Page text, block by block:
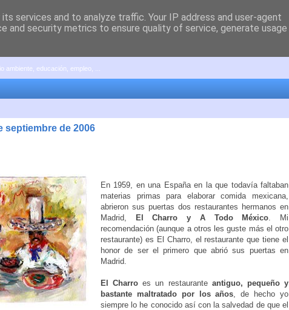
educación, empleo, ...
septiembre de 2006
En 1959, en una España en la que todavía faltaban
materias primas para elaborar comida mexicana,
abrieron sus puertas dos restaurantes hermanos en
Madrid,
El Charro y A Todo México . Mi
recomendación (aunque a otros les guste más el otro
restaurante) es El Charro, el restaurante que tiene el
honor de ser el primero que abrió sus puertas en
Madrid.
El Charro es un restaurante antiguo, pequeño y
bastante maltratado por los años , de hecho yo
siempre lo he conocido así con la salvedad de que el
services and to analyze traffic. Your IP address and user-agent
and security metrics to ensure quality of service, generate usage